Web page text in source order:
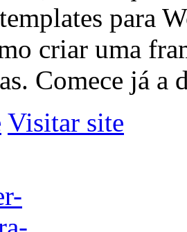
para
criar uma
Comece já a
Visitar site